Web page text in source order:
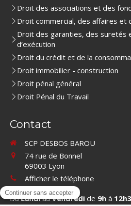
Droit des associations et des
Droit commercial, des affaires et
Droit des garanties, des suretés
d’exécution
Droit du crédit et de la
Droit immobilier - construction
Droit pénal général
Droit Pénal du Travail
Contact
SCP DESBOS BAROU
74 rue de Bonnel
69003 Lyon
Afficher le téléphone
DuLundiauVendredi de 9h à